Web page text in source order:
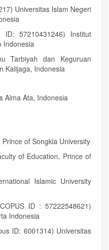
Universitas Islam Negeri
ID: 57210431246) Institut
Indonesia
Tarbiyah dan Keguruan
Kalijaga, Indonesia
Alma Ata, Indonesia
of Songkla University
of Education, Prince of
Islamic University
ID : 57222548621)
Indonesia
ID: 6001314) Universitas